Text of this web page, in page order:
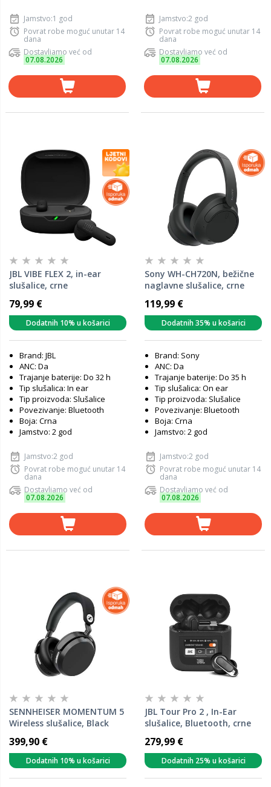
Jamstvo:1 god
Povrat robe moguć unutar 14
dana
Dostavljamo već od
07.08.2026
Jamstvo:2 god
Povrat robe moguć unutar 14
dana
Dostavljamo već od
07.08.2026
JBL VIBE FLEX 2, in-ear
slušalice, crne
79,99 €
Dodatnih 10% u košarici
Brand: JBL
ANC: Da
Trajanje baterije: Do 32 h
Tip slušalica: In ear
Tip proizvoda: Slušalice
Povezivanje: Bluetooth
Boja: Crna
Jamstvo: 2 god
Jamstvo:2 god
Povrat robe moguć unutar 14
dana
Dostavljamo već od
07.08.2026
Sony WH-CH720N, bežične
naglavne slušalice, crne
119,99 €
Dodatnih 35% u košarici
Brand: Sony
ANC: Da
Trajanje baterije: Do 35 h
Tip slušalica: On ear
Tip proizvoda: Slušalice
Povezivanje: Bluetooth
Boja: Crna
Jamstvo: 2 god
Jamstvo:2 god
Povrat robe moguć unutar 14
dana
Dostavljamo već od
07.08.2026
SENNHEISER MOMENTUM 5
Wireless slušalice, Black
399,90 €
Dodatnih 10% u košarici
JBL Tour Pro 2 , In-Ear
slušalice, Bluetooth, crne
279,99 €
Dodatnih 25% u košarici